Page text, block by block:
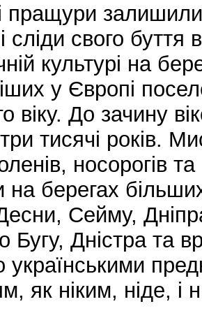
пращури
сліди свого буття
культурі на
у Європі
віку. До зачину
тисячі років.
носорогів
берегах
Сейму,
Бугу, Дністра та
українськими
як ніким, ніде, і